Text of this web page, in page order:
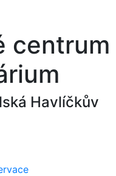
centrum
Havlíčkův